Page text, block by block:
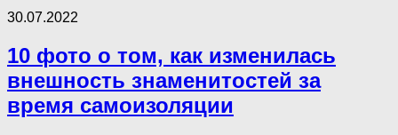
30.07.2022
10 фото о том, как изменилась
внешность знаменитостей за
время самоизоляции